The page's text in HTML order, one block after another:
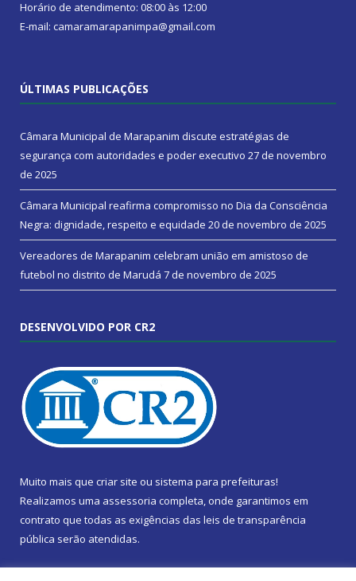
Horário de atendimento: 08:00 às 12:00
E-mail: camaramarapanimpa@gmail.com
ÚLTIMAS PUBLICAÇÕES
Câmara Municipal de Marapanim discute estratégias de
segurança com autoridades e poder executivo 27 de novembro
de 2025
Câmara Municipal reafirma compromisso no Dia da Consciência
Negra: dignidade, respeito e equidade 20 de novembro de 2025
Vereadores de Marapanim celebram união em amistoso de
futebol no distrito de Marudá 7 de novembro de 2025
DESENVOLVIDO POR CR2
Muito mais que criar site ou sistema para prefeituras!
Realizamos uma assessoria completa, onde garantimos em
contrato que todas as exigências das leis de transparência
pública serão atendidas.